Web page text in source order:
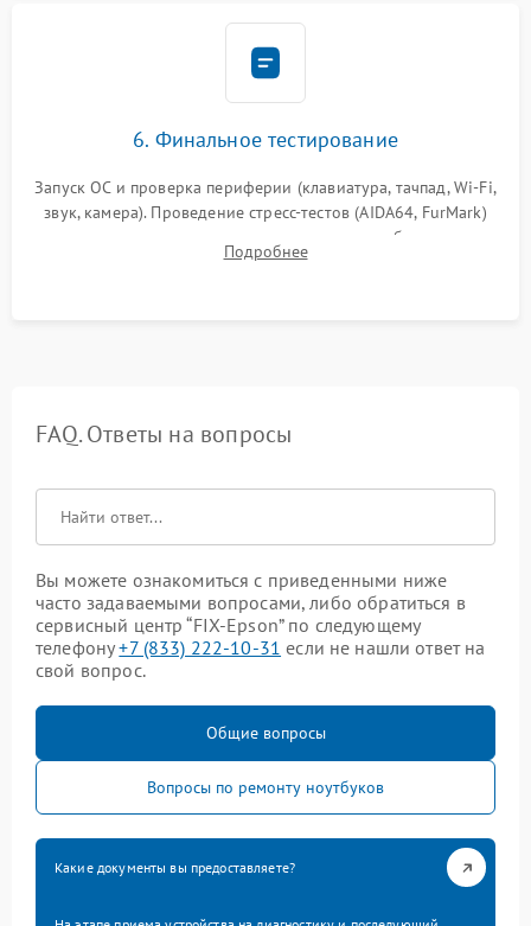
6. Финальное тестирование
Запуск ОС и проверка периферии (клавиатура, тачпад, Wi-Fi,
звук, камера). Проведение стресс-тестов (AIDA64, FurMark)
для контроля температурного режима и стабильности
системы под пиковой нагрузкой.
Подробнее
FAQ. Ответы на вопросы
Вы можете ознакомиться с приведенными ниже
часто задаваемыми вопросами, либо обратиться в
сервисный центр “FIX-Epson” по следующему
телефону+7 (833) 222-10-31 если не нашли ответ на
свой вопрос.
Общие вопросы
Вопросы по ремонту ноутбуков
Какие документы вы предоставляете?